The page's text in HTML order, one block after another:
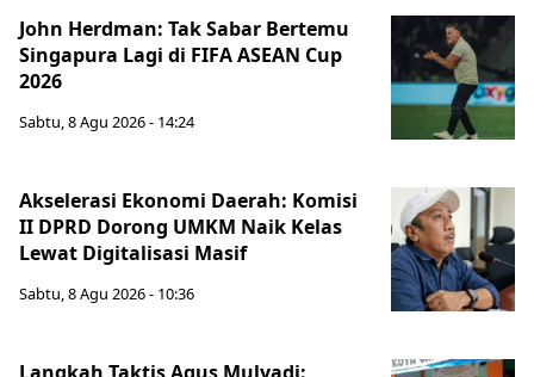
John Herdman: Tak Sabar Bertemu
Singapura Lagi di FIFA ASEAN Cup
2026
Sabtu, 8 Agu 2026 - 14:24
Akselerasi Ekonomi Daerah: Komisi
II DPRD Dorong UMKM Naik Kelas
Lewat Digitalisasi Masif
Sabtu, 8 Agu 2026 - 10:36